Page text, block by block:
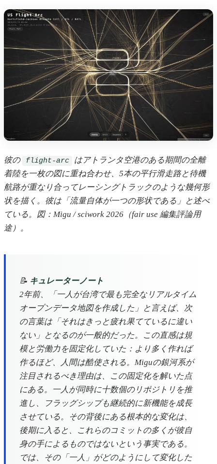
彼の flight-arc
はアトランタ空港のある期間の全離
着陸を一枚の図に重ね合わせ、5本の平行滑走路と待機
航路が重なり合ってレーシングトラックのような幾何形
状を描く。彼は「流量自体が一つの形状である」と述べ
ている。図：Migu / sciwork 2026（fair use 編集評論用
途）。
📝 キュレーターノート
2年前、「一人が台湾で最も完全なリアルタイム
オープンデータ地図を作成した」と言えば、次
の言葉は「それはきっと疲れ果てているに違い
ない」となるのが一般的だった。この直感は規
模と労働力を固定化していた：より多く作れば
作るほど、人間は酷使される。Miguの銀河系が
注目されるべき理由は、この固定化を解いた点
にある。一人が同時に十数個のリポジトリを推
進し、フラッグシップも継続的に新機能を成長
させている。その背後にある根本的な変化は、
後期に入ると、これらのコミットの多くが彼自
身の手によるものではないという事実である。
では、その「一人」がどのようにして変化した